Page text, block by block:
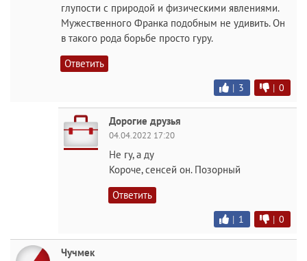
глупости с природой и физическими явлениями.
Мужественного Франка подобным не удивить. Он
в такого рода борьбе просто гуру.
Ответить
| 3 | 0
Дорогие друзья
04.04.2022 17:20
Не гу, а ду
Короче, сенсей он. Позорный
Ответить
| 1 | 0
Чучмек